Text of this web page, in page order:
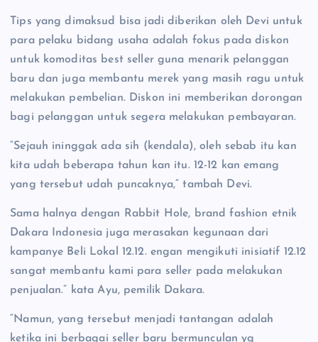
Tips yang dimaksud bisa jadi diberikan oleh Devi untuk
para pelaku bidang usaha adalah fokus pada diskon
untuk komoditas best seller guna menarik pelanggan
baru dan juga membantu merek yang masih ragu untuk
melakukan pembelian. Diskon ini memberikan dorongan
bagi pelanggan untuk segera melakukan pembayaran.
“Sejauh ininggak ada sih (kendala), oleh sebab itu kan
kita udah beberapa tahun kan itu. 12-12 kan emang
yang tersebut udah puncaknya,” tambah Devi.
Sama halnya dengan Rabbit Hole, brand fashion etnik
Dakara Indonesia juga merasakan kegunaan dari
kampanye Beli Lokal 12.12. engan mengikuti inisiatif 12.12
sangat membantu kami para seller pada melakukan
penjualan.” kata Ayu, pemilik Dakara.
“Namun, yang tersebut menjadi tantangan adalah
ketika ini berbagai seller baru bermunculan yg